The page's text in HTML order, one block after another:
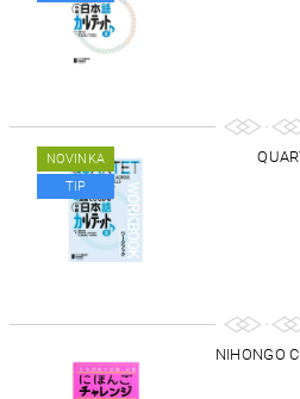
NOVINKA
TIP
NIHONGO